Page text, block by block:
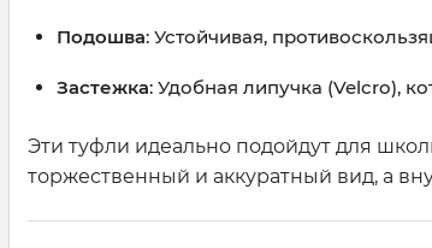
Подошва: Устойчивая,
Застежка: Удобная липучка (Velcro),
Эти туфли идеально подойдут для
торжественный и аккуратный вид, а